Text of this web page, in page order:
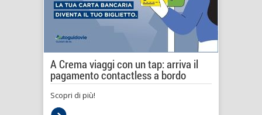
A Crema viaggi con un tap: arriva il
pagamento contactless a bordo
Scopri di più!